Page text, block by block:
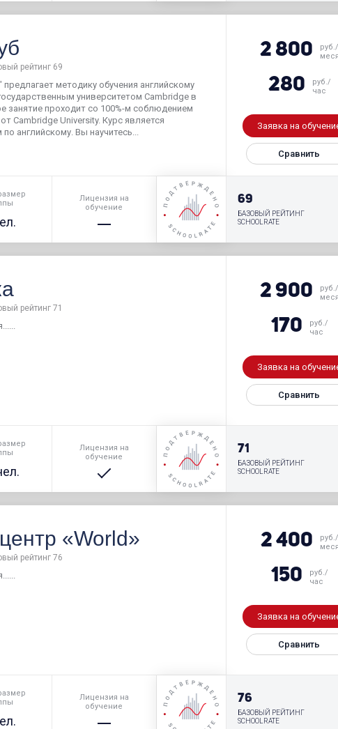
рейтинг 69
методику обучения английскому
университетом Cambridge в
занятие проходит со 100%-м соблюдением
Cambridge University. Курс является
английскому. Вы научитесь...
Лицензия на
обучение
2 800
280
руб./
час
Заявка на
Сравнить
69
БАЗОВЫЙ РЕЙТИНГ
SCHOOLRATE
рейтинг 71
Лицензия на
обучение
2 900
170
руб./
час
Заявка на
Сравнить
71
БАЗОВЫЙ РЕЙТИНГ
SCHOOLRATE
«World»
рейтинг 76
Лицензия на
обучение
2 400
руб./
150
руб./
час
Заявка на
Сравнить
76
БАЗОВЫЙ РЕЙТИНГ
SCHOOLRATE